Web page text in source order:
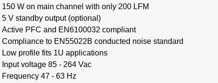
150 W on main channel with only 200 LFM
5 V standby output (optional)
Active PFC and EN6100032 compliant
Compliance to EN55022B conducted noise standard
Low profile fits 1U applications
Input voltage 85 - 264 Vac
Frequency 47 - 63 Hz